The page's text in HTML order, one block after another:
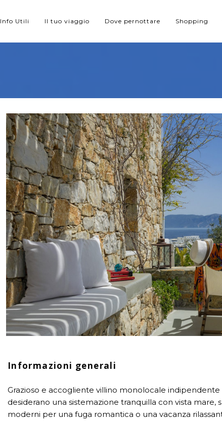
Info Utili Il tuo viaggio Dove pernottare Shopping
Informazioni generali
Grazioso e accogliente villino monolocale
desiderano una sistemazione tranquilla con vista
moderni per una fuga romantica o una vacanza